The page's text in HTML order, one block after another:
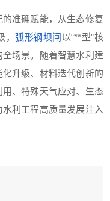
准确赋能，从生态修复
，弧形钢坝闸 以“**型”核
场景。随着智慧水利建
升级、材料迭代创新的
、特殊天气应对、生态
利工程高质量发展注入